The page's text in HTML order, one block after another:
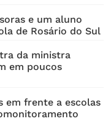
e um aluno
de Rosário do Sul
da ministra
em poucos
em frente a escolas